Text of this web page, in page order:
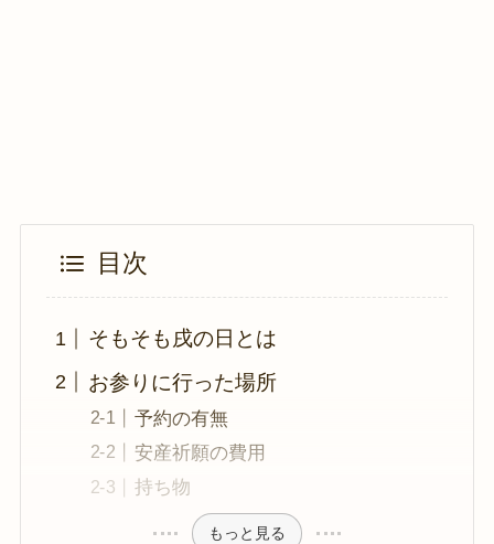
目次
そもそも戌の日とは
お参りに行った場所
予約の有無
安産祈願の費用
持ち物
もっと見る